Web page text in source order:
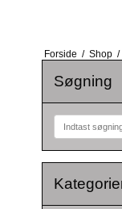
Forside / Shop /
Søgning